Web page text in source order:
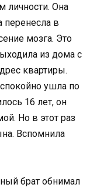
личности. Она
в
мозга. Это
из дома с
квартиры.
ушла по
16 лет, он
Но в этот раз
Вспомнила
брат обнимал